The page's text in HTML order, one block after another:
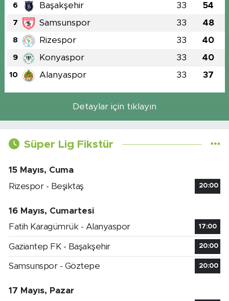
6 Başakşehir 33 54
7 Samsunspor 33 48
8 Rizespor 33 40
9 Konyaspor 33 40
10 Alanyaspor 33 37
Detaylar için tıklayın
Süper Lig Fikstür
15 Mayıs, Cuma
Rizespor - Beşiktaş
20:00
16 Mayıs, Cumartesi
Fatih Karagümrük - Alanyaspor
17:00
Gaziantep FK - Başakşehir 20:00
Samsunspor - Göztepe 20:00
17 Mayıs, Pazar